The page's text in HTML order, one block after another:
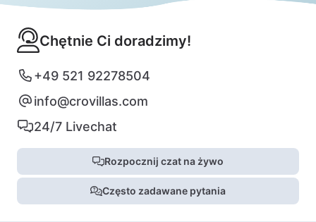
Chętnie Ci doradzimy!
+49 521 92278504
info@crovillas.com
24/7 Livechat
Rozpocznij czat na żywo
Często zadawane pytania